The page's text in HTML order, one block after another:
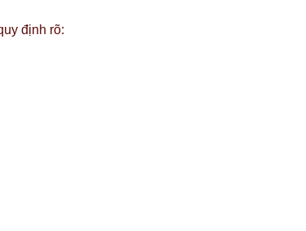
định rõ: